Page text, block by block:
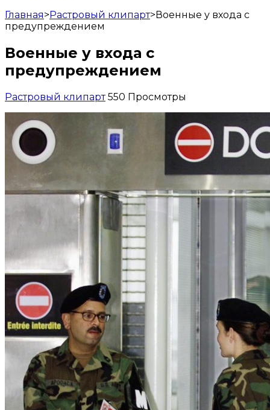
Главная>Растровый клипарт>Военные у входа с
предупреждением
Военные у входа с
предупреждением
Растровый клипарт 550 Просмотры